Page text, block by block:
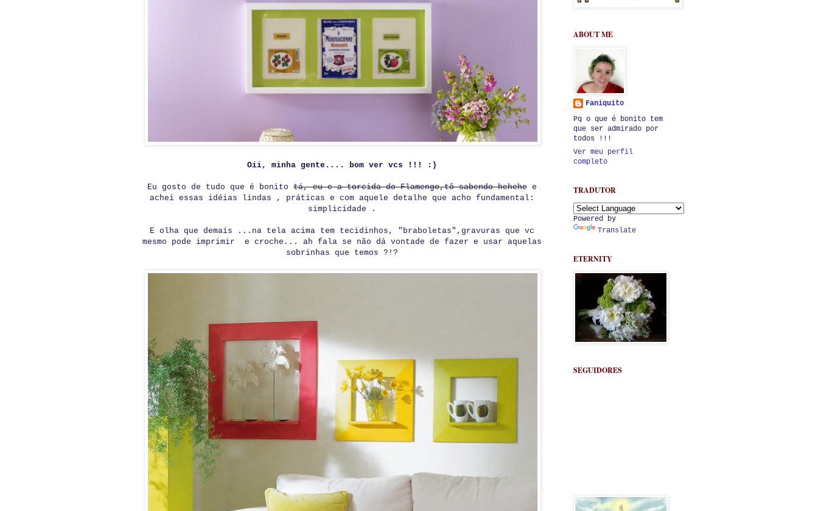
Oii, minha gente.... bom ver vcs !!! :)
Eu gosto de tudo que é bonito tá, eu e a torcida do Flamengo,tô sabendo hehehe e
achei essas idéias lindas , práticas e com aquele detalhe que acho fundamental:
simplicidade .
E olha que demais ...na tela acima tem tecidinhos, "braboletas",gravuras que vc
mesmo pode imprimir e croche... ah fala se não dá vontade de fazer e usar aquelas
sobrinhas que temos ?!?
ABOUT ME
Faniquito
Pq o que é bonito tem
que ser admirado por
todos !!!
Ver meu perfil
completo
TRADUTOR
Powered by
Translate
ETERNITY
SEGUIDORES